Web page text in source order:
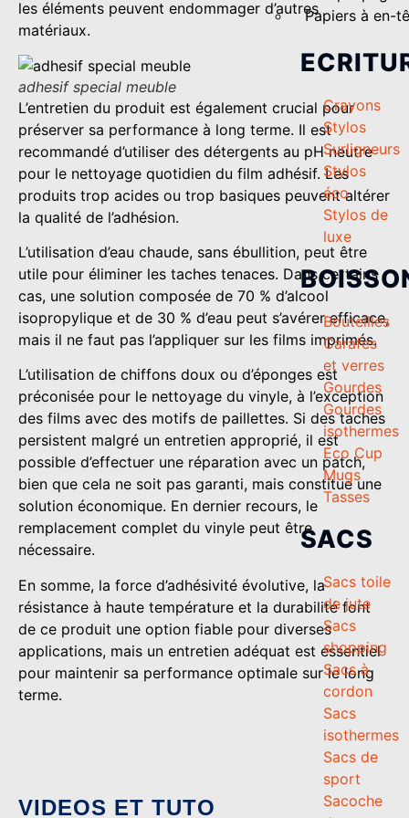
Papiers à en-
Crayons
Stylos
Surligneurs
Stylos
éco
Stylos de
luxe
Bouteilles
Carafes
et verres
Gourdes
Gourdes
isothermes
Eco Cup
Mugs
Tasses
SACS
Sacs toile
de jute
Sacs
shopping
Sacs à
cordon
Sacs
isothermes
Sacs de
sport
Sacoche
les éléments peuvent endommager d’autres
matériaux.
adhesif special meuble
L’entretien du produit est également crucial pour
préserver sa performance à long terme. Il est
recommandé d’utiliser des détergents au pH neutre
pour le nettoyage quotidien du film adhésif. Les
produits trop acides ou trop basiques peuvent altérer
la qualité de l’adhésion.
L’utilisation d’eau chaude, sans ébullition, peut être
utile pour éliminer les taches tenaces. Dans certains
cas, une solution composée de 70 % d’alcool
isopropylique et de 30 % d’eau peut s’avérer efficace,
mais il ne faut pas l’appliquer sur les films imprimés.
L’utilisation de chiffons doux ou d’éponges est
préconisée pour le nettoyage du vinyle, à l’exception
des films avec des motifs de paillettes. Si des taches
persistent malgré un entretien approprié, il est
possible d’effectuer une réparation avec un patch,
bien que cela ne soit pas garanti, mais constitue une
solution économique. En dernier recours, le
remplacement complet du vinyle peut être
nécessaire.
En somme, la force d’adhésivité évolutive, la
résistance à haute température et la durabilité font
de ce produit une option fiable pour diverses
applications, mais un entretien adéquat est essentiel
pour maintenir sa performance optimale sur le long
terme.
VIDEOS ET TUTO